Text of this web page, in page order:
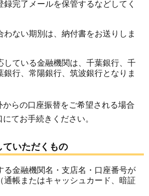
録完了メールを保管するなどしてく
わない期別は、納付書をお送りしま
している金融機関は、千葉銀行、千
銀行、常陽銀行、筑波銀行となりま
らの口座振替をご希望される場合
てお手続きください。
ていただくもの
る金融機関名・支店名・口座番号が
通帳またはキャッシュカード、暗証